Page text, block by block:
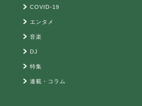
COVID-19
エンタメ
音楽
DJ
特集
連載・コラム